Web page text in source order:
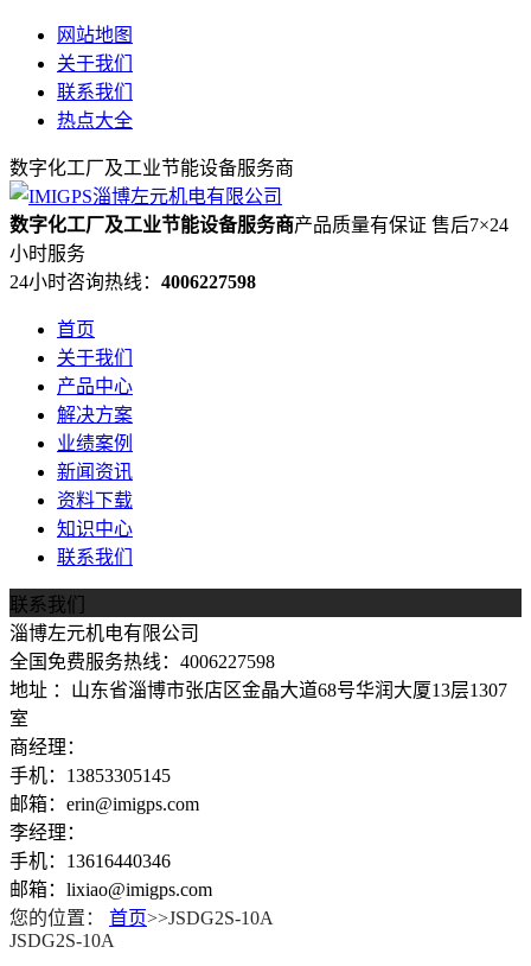
网站地图
关于我们
联系我们
热点大全
数字化工厂及工业节能设备服务商
数字化工厂及工业节能设备服务商产品质量有保证 售后7×24
小时服务
24小时咨询热线： 4006227598
首页
关于我们
产品中心
解决方案
业绩案例
新闻资讯
资料下载
知识中心
联系我们
联系我们
淄博左元机电有限公司
全国免费服务热线：4006227598
地址 ：山东省淄博市张店区金晶大道68号华润大厦13层1307
室
商经理：
手机：13853305145
邮箱：erin@imigps.com
李经理：
手机：13616440346
邮箱：lixiao@imigps.com
您的位置：
首页>>JSDG2S-10A
JSDG2S-10A